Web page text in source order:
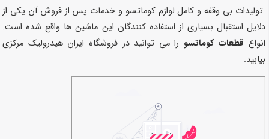
تولیدات بی وقفه و کامل لوازم کوماتسو و خدمات پس از فروش آن یکی از
دلایل استقبال بسیاری از استفاده کنندگان این ماشین ها واقع شده است.
انواع قطعات کوماتسو را می توانید در فروشگاه ایران هیدرولیک مرکزی
بیابید.